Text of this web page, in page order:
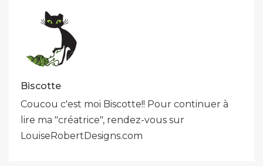
Biscotte
Coucou c'est moi Biscotte!! Pour continuer à
lire ma "créatrice", rendez-vous sur
LouiseRobertDesigns.com